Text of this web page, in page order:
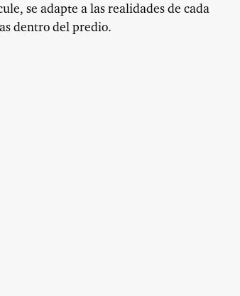
se adapte a las realidades de cada
dentro del predio.